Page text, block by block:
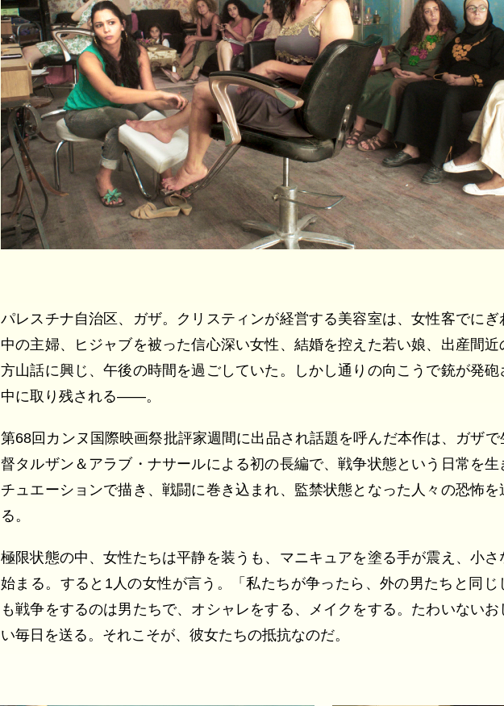
パレスチナ自治区、ガザ。クリスティンが経営する美容室は、女性客でに
中の主婦、ヒジャブを被った信心深い女性、結婚を控えた若い娘、出産間
方山話に興じ、午後の時間を過ごしていた。しかし通りの向こうで銃が発
中に取り残される――。
第68回カンヌ国際映画祭批評家週間に出品され話題を呼んだ本作は、ガザ
督タルザン＆アラブ・ナサールによる初の長編で、戦争状態という日常を
チュエーションで描き、戦闘に巻き込まれ、監禁状態となった人々の恐怖
る。
極限状態の中、女性たちは平静を装うも、マニキュアを塗る手が震え、小
始まる。すると1人の女性が言う。「私たちが争ったら、外の男たちと同
も戦争をするのは男たちで、オシャレをする、メイクをする。たわいない
い毎日を送る。それこそが、彼女たちの抵抗なのだ。